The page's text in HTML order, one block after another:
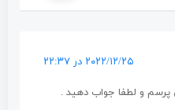
۲۰۲۲/۱۲/۲۵ در ۲۲:۳۷
پرسم و لطفا جواب دهید .